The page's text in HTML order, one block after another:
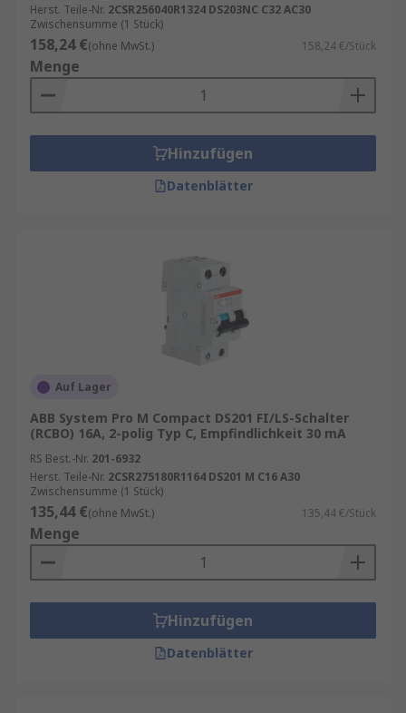
Herst. Teile-Nr. 2CSR256040R1324 DS203NC C32 AC30
Zwischensumme (1 Stück)
158,24 €(ohne MwSt.) 158,24 €/Stück
Menge
Hinzufügen
Datenblätter
Auf Lager
ABB System Pro M Compact DS201 FI/LS-Schalter
(RCBO) 16A, 2-polig Typ C, Empfindlichkeit 30 mA
RS Best.-Nr. 201-6932
Herst. Teile-Nr. 2CSR275180R1164 DS201 M C16 A30
Zwischensumme (1 Stück)
135,44 €(ohne MwSt.) 135,44 €/Stück
Menge
Hinzufügen
Datenblätter